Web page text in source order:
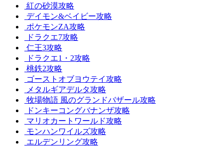
紅の砂漠攻略
デイモン&ベイビー攻略
ポケモンZA攻略
ドラクエ7攻略
仁王3攻略
ドラクエ1・2攻略
桃鉄2攻略
ゴーストオブヨウテイ攻略
メタルギアデルタ攻略
牧場物語 風のグランドバザール攻略
ドンキーコングバナンザ攻略
マリオカートワールド攻略
モンハンワイルズ攻略
エルデンリング攻略